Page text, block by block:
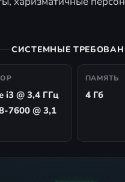
СИСТЕМНЫЕ
i3 @ 3,4 ГГц
7600 @ 3,1
ПАМЯТЬ
4 Гб